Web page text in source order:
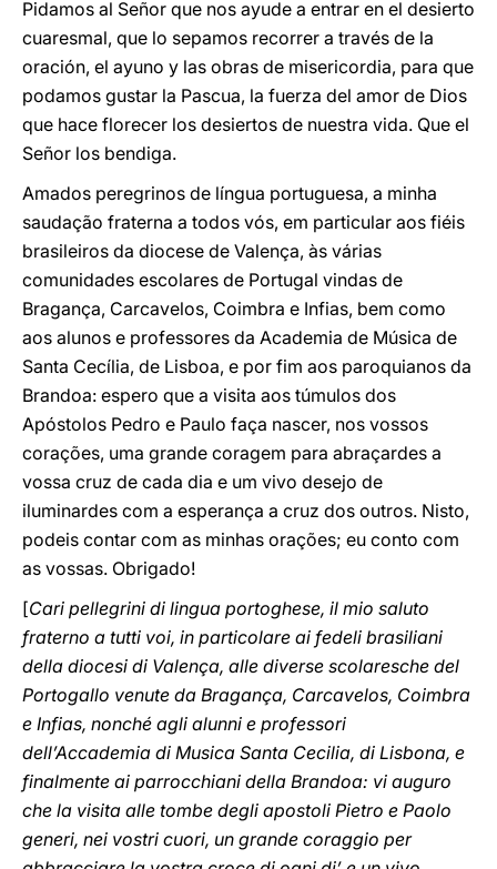
Pidamos al Señor que nos ayude a entrar en el desierto
cuaresmal, que lo sepamos recorrer a través de la
oración, el ayuno y las obras de misericordia, para que
podamos gustar la Pascua, la fuerza del amor de Dios
que hace florecer los desiertos de nuestra vida. Que el
Señor los bendiga.
Amados peregrinos de língua portuguesa, a minha
saudação fraterna a todos vós, em particular aos fiéis
brasileiros da diocese de Valença, às várias
comunidades escolares de Portugal vindas de
Bragança, Carcavelos, Coimbra e Infias, bem como
aos alunos e professores da Academia de Música de
Santa Cecília, de Lisboa, e por fim aos paroquianos da
Brandoa: espero que a visita aos túmulos dos
Apóstolos Pedro e Paulo faça nascer, nos vossos
corações, uma grande coragem para abraçardes a
vossa cruz de cada dia e um vivo desejo de
iluminardes com a esperança a cruz dos outros. Nisto,
podeis contar com as minhas orações; eu conto com
as vossas. Obrigado!
[Cari pellegrini di lingua portoghese, il mio saluto
fraterno a tutti voi, in particolare ai fedeli brasiliani
della diocesi di Valença, alle diverse scolaresche del
Portogallo venute da Bragança, Carcavelos, Coimbra
e Infias, nonché agli alunni e professori
dell’Accademia di Musica Santa Cecilia, di Lisbona, e
finalmente ai parrocchiani della Brandoa: vi auguro
che la visita alle tombe degli apostoli Pietro e Paolo
generi, nei vostri cuori, un grande coraggio per